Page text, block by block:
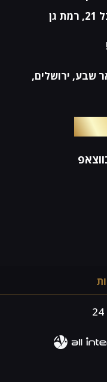
שבע, ירושלים,
054-
24